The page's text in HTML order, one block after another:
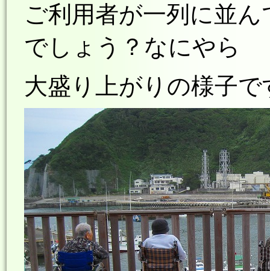
ご利用者が一列に並
でしょう？なにやら
大盛り上がりの様子で